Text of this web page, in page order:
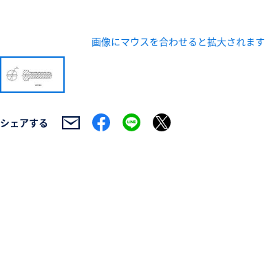
画像にマウスを合わせると拡大されます
シェアする
※新規会員登録をお申し込み頂いてから本登録と
また当社の判断によりお断りする場合があります。